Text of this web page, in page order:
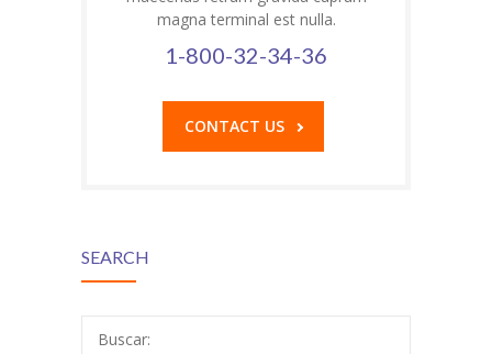
magna terminal est nulla.
1-800-32-34-36
CONTACT US
SEARCH
Buscar: